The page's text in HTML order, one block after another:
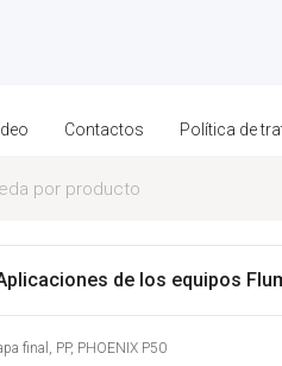
Contactos Política de
de los equipos
final, PP, PHOENIX P50